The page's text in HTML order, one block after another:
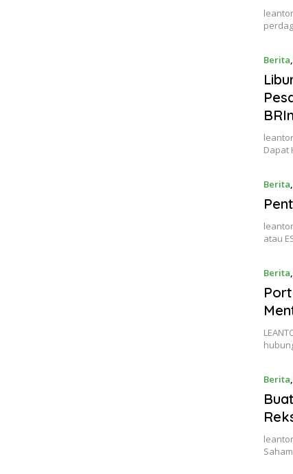
Berita,
Dapat
Berita,
atau
Berita,
Berita,